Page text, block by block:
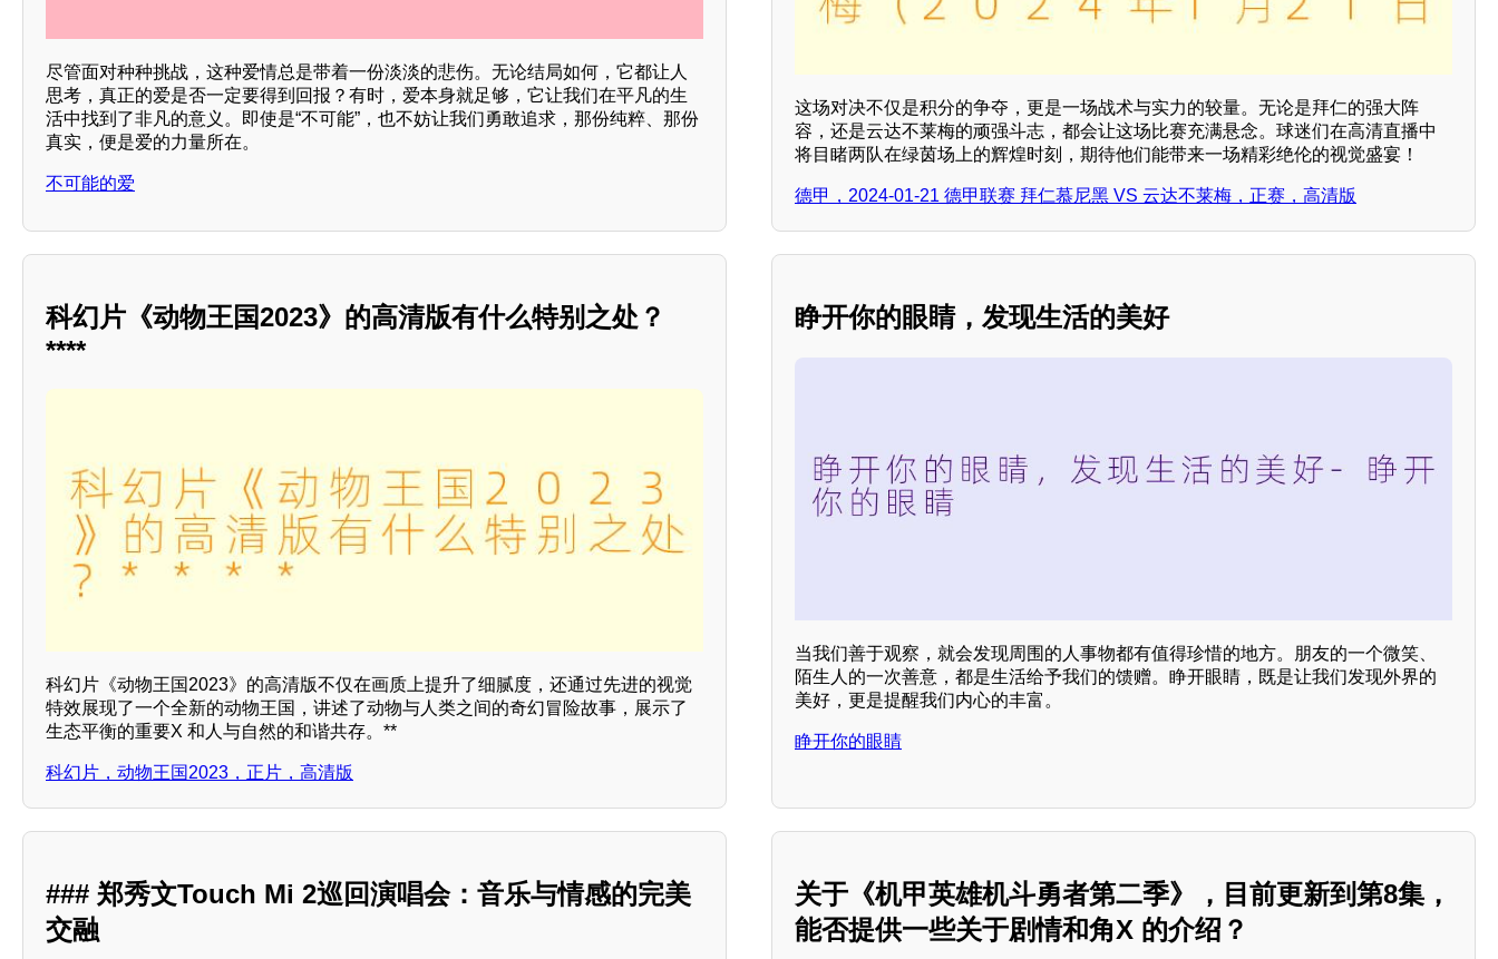
尽管面对种种挑战，这种爱情总是带着一份淡淡的悲伤。无论结局如何，它都让人
思考，真正的爱是否一定要得到回报？有时，爱本身就足够，它让我们在平凡的生
活中找到了非凡的意义。即使是“不可能”，也不妨让我们勇敢追求，那份纯粹、那份
真实，便是爱的力量所在。
不可能的爱
这场对决不仅是积分的争夺，更是一场战术与实力的较量。无论是拜仁的强大阵
容，还是云达不莱梅的顽强斗志，都会让这场比赛充满悬念。球迷们在高清直播中
将目睹两队在绿茵场上的辉煌时刻，期待他们能带来一场精彩绝伦的视觉盛宴！
德甲，2024-01-21 德甲联赛 拜仁慕尼黑 VS 云达不莱梅，正赛，高清版
科幻片《动物王国2023》的高清版有什么特别之处？
****
科幻片《动物王国2023》的高清版不仅在画质上提升了细腻度，还通过先进的视觉
特效展现了一个全新的动物王国，讲述了动物与人类之间的奇幻冒险故事，展示了
生态平衡的重要X 和人与自然的和谐共存。**
科幻片，动物王国2023，正片，高清版
睁开你的眼睛，发现生活的美好
当我们善于观察，就会发现周围的人事物都有值得珍惜的地方。朋友的一个微笑、
陌生人的一次善意，都是生活给予我们的馈赠。睁开眼睛，既是让我们发现外界的
美好，更是提醒我们内心的丰富。
睁开你的眼睛
### 郑秀文Touch Mi 2巡回演唱会：音乐与情感的完美
交融
关于《机甲英雄机斗勇者第二季》，目前更新到第8集，
能否提供一些关于剧情和角X 的介绍？